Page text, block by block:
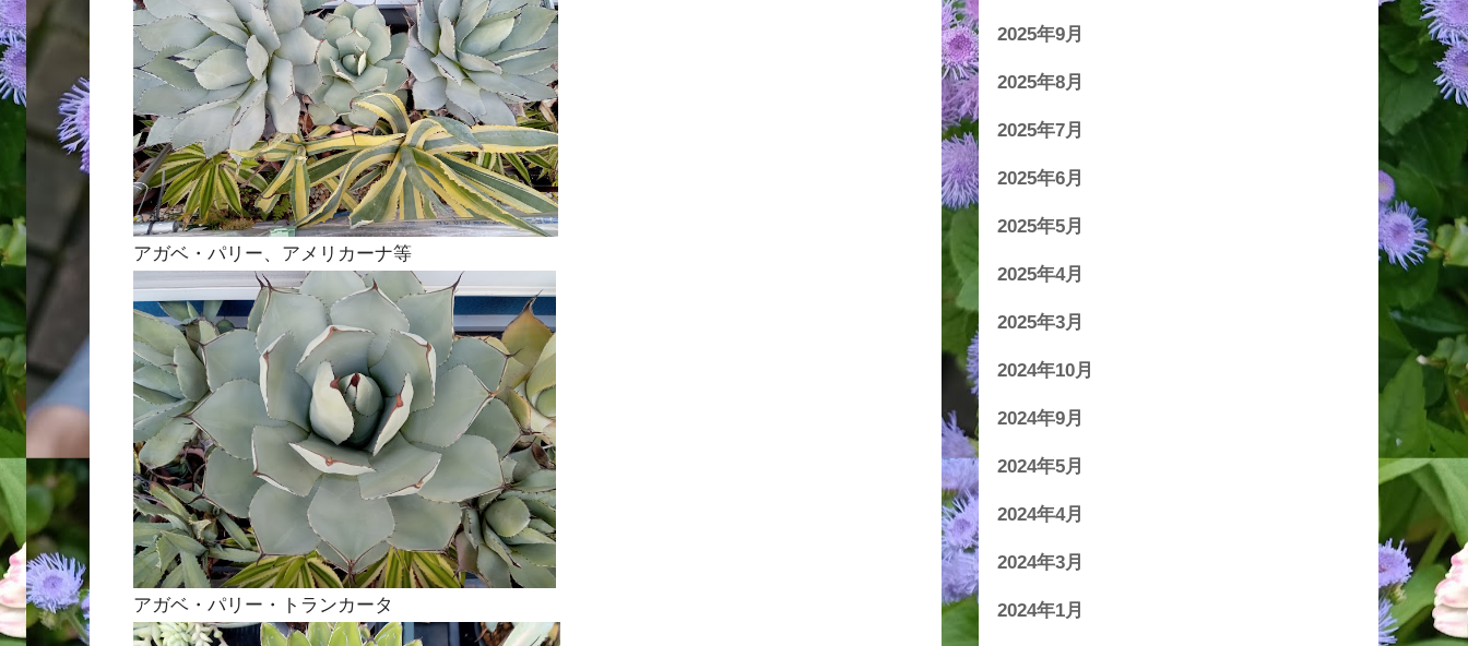
アガベ・パリー、アメリカーナ等
アガベ・パリー・トランカータ
2025年9月
2025年8月
2025年7月
2025年6月
2025年5月
2025年4月
2025年3月
2024年10月
2024年9月
2024年5月
2024年4月
2024年3月
2024年1月